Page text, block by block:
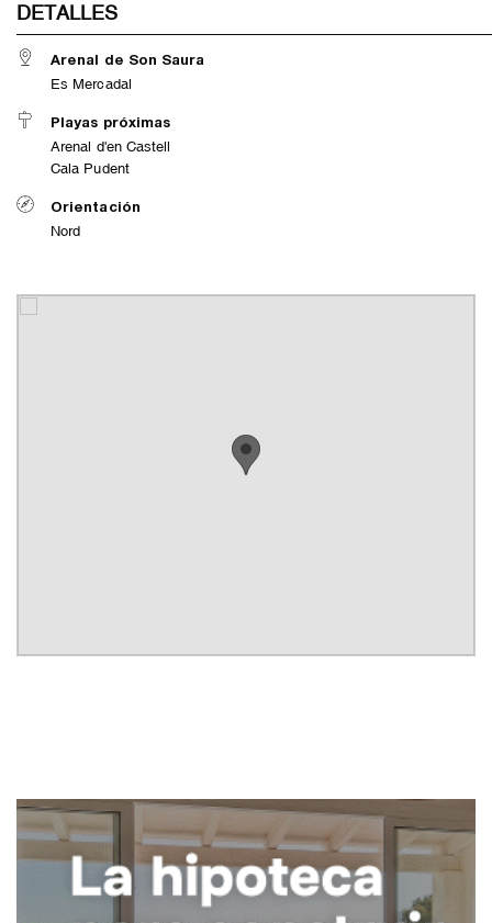
DETALLES
Arenal de Son Saura
Es Mercadal
Playas próximas
Arenal d'en Castell
Cala Pudent
Orientación
Nord